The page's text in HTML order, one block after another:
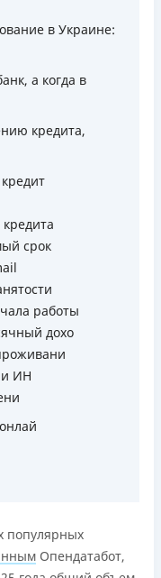
при
и управления
(отсутствует
центром)
не ограничен
(срок кредитной
клиентов
по телефону, в Viber,
в Украине:
а когда в
кредита,
срок
работы
дохо
ИН
популярных
Опендатабот,